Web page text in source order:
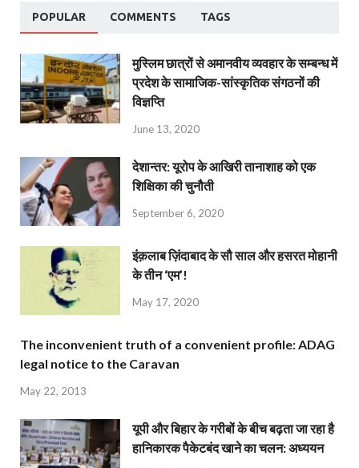
POPULAR COMMENTS TAGS
मुस्लिम छात्रों से अमानवीय व्यवहार के सम्बन्ध में
प्रदेश के सामाजिक-सांस्कृतिक संगठनों की
विज्ञप्ति
June 13, 2020
देशान्‍तर: यूरोप के आखिरी तानाशाह को एक
शिक्षिका की चुनौती
September 6, 2020
इंक़लाब ज़िंदाबाद के सौ साल और हसरत मोहानी
के तीन ‘एम’!
May 17, 2020
The inconvenient truth of a convenient profile: ADAG
legal notice to the Caravan
May 22, 2013
यूपी और बिहार के गरीबों के बीच बढ़ता जा रहा है
हानिकारक पैकेटबंद खाने का चलन: अध्ययन